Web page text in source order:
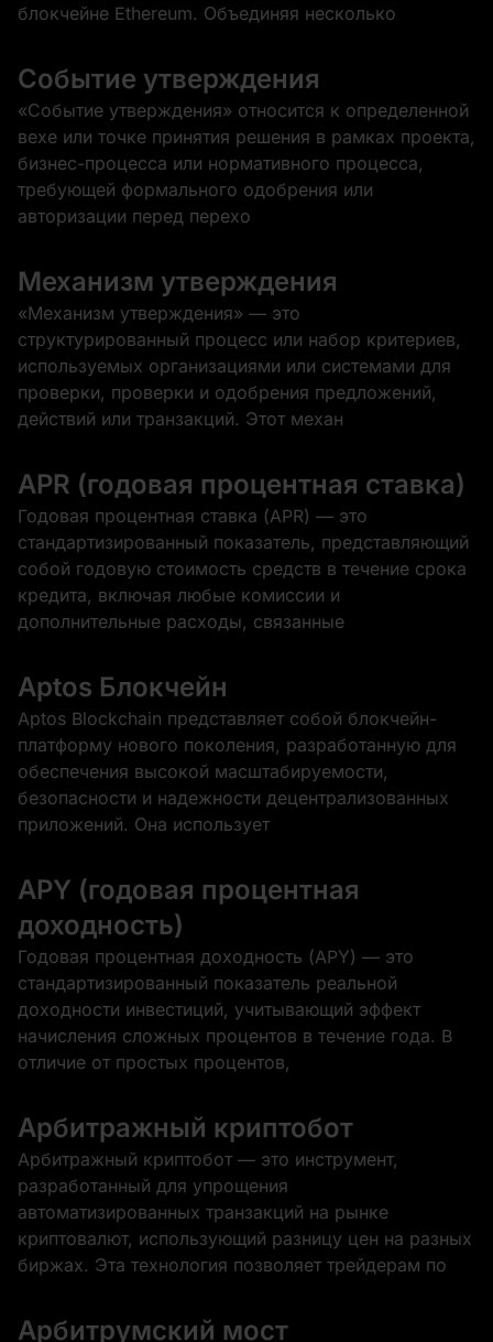
блокчейне Ethereum. Объединяя несколько
Событие утверждения
«Событие утверждения» относится к определенной
вехе или точке принятия решения в рамках проекта,
бизнес-процесса или нормативного процесса,
требующей формального одобрения или
авторизации перед перехо
Механизм утверждения
«Механизм утверждения» — это
структурированный процесс или набор критериев,
используемых организациями или системами для
проверки, проверки и одобрения предложений,
действий или транзакций. Этот механ
APR (годовая процентная ставка)
Годовая процентная ставка (APR) — это
стандартизированный показатель, представляющий
собой годовую стоимость средств в течение срока
кредита, включая любые комиссии и
дополнительные расходы, связанные
Aptos Блокчейн
Aptos Blockchain представляет собой блокчейн-
платформу нового поколения, разработанную для
обеспечения высокой масштабируемости,
безопасности и надежности децентрализованных
приложений. Она использует
APY (годовая процентная
доходность)
Годовая процентная доходность (APY) — это
стандартизированный показатель реальной
доходности инвестиций, учитывающий эффект
начисления сложных процентов в течение года. В
отличие от простых процентов,
Арбитражный криптобот
Арбитражный криптобот — это инструмент,
разработанный для упрощения
автоматизированных транзакций на рынке
криптовалют, использующий разницу цен на разных
биржах. Эта технология позволяет трейдерам по
Арбитрумский мост